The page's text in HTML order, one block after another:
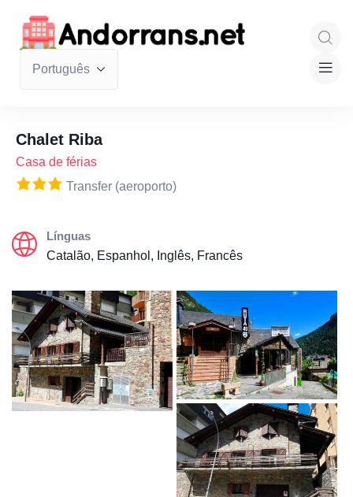
Chalet Riba
Casa de férias
Transfer (aeroporto)
Línguas
Catalão, Espanhol, Inglês, Francês